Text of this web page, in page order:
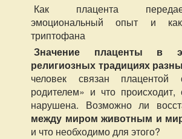
Как плацента
эмоциональный опыт и
триптофана
Значение плаценты в
религиозных традициях
человек связан
родителем» и что происходит,
нарушена. Возможно ли
между миром животным и
и что необходимо для этого?